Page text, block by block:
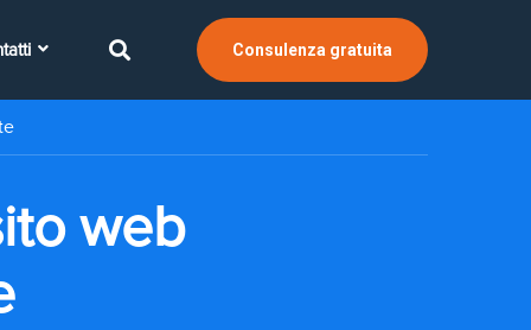
Consulenza gratuita
web